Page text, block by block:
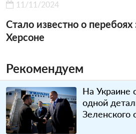
11/11/2024
Стало известно о перебоях
Херсоне
Рекомендуем
На Украине
одной